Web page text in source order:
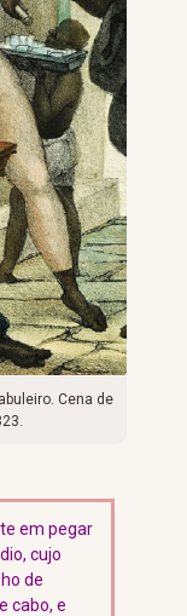
Cena de
em pegar
cujo
de
cabo, e